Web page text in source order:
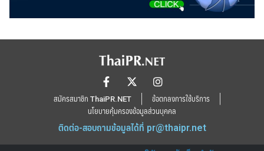
สมัครสมาชิก ThaiPR.NET
ข้อตกลงการใช้บริการ
นโยบายคุ้มครองข้อมูลส่วนบุคคล
ติดต่อ-สอบถามข้อมูลได้ที่ pr@thaipr.net